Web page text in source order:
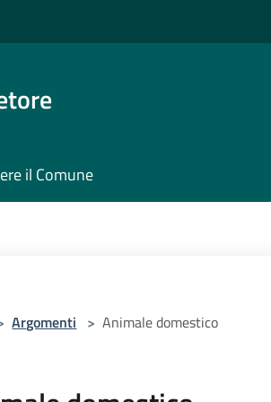
il Comune
Argomenti > Animale domestico